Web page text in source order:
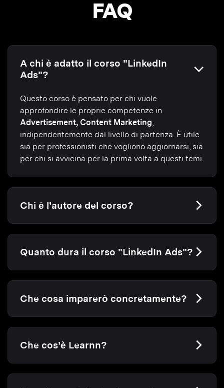
FAQ
A chi è adatto il corso "LinkedIn
Ads"?
Questo corso è pensato per chi vuole
approfondire le proprie competenze in
Advertisement, Content Marketing
indipendentemente dal livello di partenza. È utile
sia per professionisti che vogliono aggiornarsi, sia
per chi si avvicina per la prima volta a questi temi.
Chi è l’autore del corso?
Quanto dura il corso "LinkedIn Ads"?
Che cosa imparerò concretamente?
Che cos’è Learnn?